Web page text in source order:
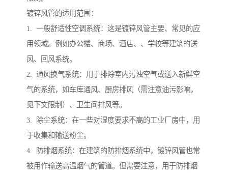
镀锌风管的适用范围：
1. 一般舒适性空调系统：这是镀锌风管主要、常见的应
用领域。例如办公楼、商场、酒店、、学校等建筑的送
风、回风系统。
2. 通风换气系统：用于排除室内污浊空气或送入新鲜空
气的系统，如车库通风、厨房排风（需注意油污影响，
见下文限制）、卫生间排风等。
3. 除尘系统：在一些对湿度要求不高的工业厂房中，用
于收集和输送粉尘。
4. 防排烟系统：在建筑的防排烟系统中，镀锌风管也常
被用作输送高温烟气的管道。但需要注意，用于防排烟